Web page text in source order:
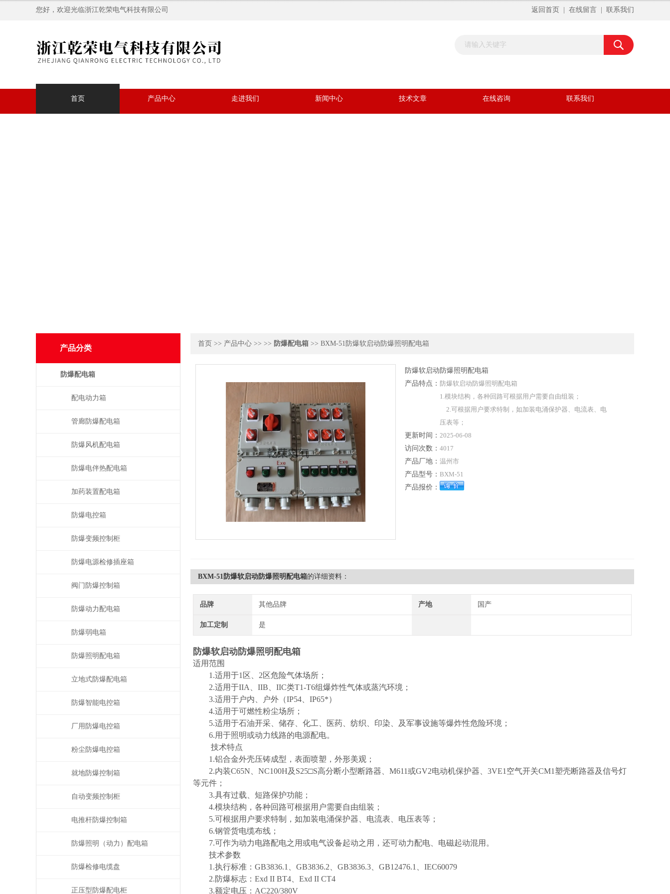
您好，欢迎光临浙江乾荣电气科技有限公司 返回首页 在线留言 联系我们
首页 产品中心 走进我们 新闻中心 技术文章 在线咨询 联系我们
首页 >> 产品中心 >> >> 防爆配电箱 >> BXM-51防爆软启动防爆照明配电箱
防爆软启动防爆照明配电箱
产品特点： 防爆软启动防爆照明配电箱
1.模块结构，各种回路可根据用户需要自由组装；
2.可根据用户要求特制，如加装电涌保护器、电流表、电
压表等；
更新时间： 2025-06-08
访问次数： 4017
产品厂地： 温州市
产品型号： BXM-51
产品报价：
BXM-51防爆软启动防爆照明配电箱的详细资料：
品牌 其他品牌 产地 国产
加工定制 是
防爆软启动防爆照明配电箱
适用范围
1.适用于1区、2区危险气体场所；
2.适用于IIA、IIB、IIC类T1-T6组爆炸性气体或蒸汽环境；
3.适用于户内、户外（IP54、IP65*）
4.适用于可燃性粉尘场所；
5.适用于石油开采、储存、化工、医药、纺织、印染、及军事设施等爆炸性危险环境；
6.用于照明或动力线路的电源配电。
技术特点
1.铝合金外壳压铸成型，表面喷塑，外形美观；
2.内装C65N、NC100H及S25□S高分断小型断路器、M611或GV2电动机保护器、3VE1空气开关CM1塑壳断路器及信号灯
等元件；
3.具有过载、短路保护功能；
4.模块结构，各种回路可根据用户需要自由组装；
5.可根据用户要求特制，如加装电涌保护器、电流表、电压表等；
6.钢管货电缆布线；
7.可作为动力电路配电之用或电气设备起动之用，还可动力配电、电磁起动混用。
技术参数
1.执行标准：GB3836.1、GB3836.2、GB3836.3、GB12476.1、IEC60079
2.防爆标志：Exd II BT4、Exd II CT4
3.额定电压：AC220/380V
产品分类
防爆配电箱
配电动力箱
管廊防爆配电箱
防爆风机配电箱
防爆电伴热配电箱
加药装置配电箱
防爆电控箱
防爆变频控制柜
防爆电源检修插座箱
阀门防爆控制箱
防爆动力配电箱
防爆弱电箱
防爆照明配电箱
立地式防爆配电箱
防爆智能电控箱
厂用防爆电控箱
粉尘防爆电控箱
就地防爆控制箱
自动变频控制柜
电推杆防爆控制箱
防爆照明（动力）配电箱
防爆检修电缆盘
正压型防爆配电柜